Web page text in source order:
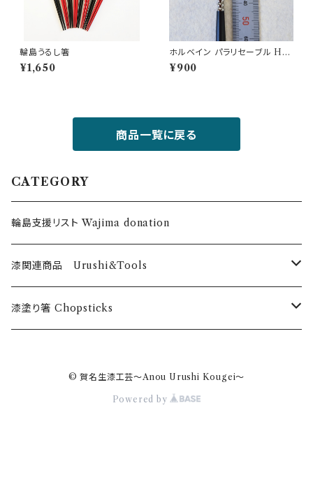
輪島うるし箸
¥1,650
ホルベイン パラリセーブル Hor
bein brush 350R-2
¥900
商品一覧に戻る
CATEGORY
輪島支援リスト Wajima donation
漆関連商品 Urushi&Tools
漆 Urushi
乾漆粉 Urushi powder
漆塗り箸 Chopsticks
オリジナル漆塗箸 Anou original
© 賀名生漆工芸～Anou Urushi Kougei～
Powered by